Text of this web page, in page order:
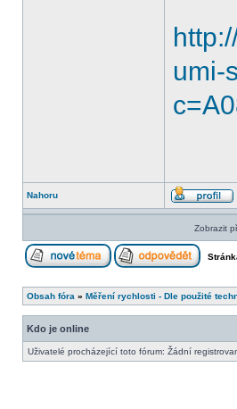
umi-
Nahoru
Zobrazit
Obsah fóra » Měření rychlosti - Dle použité
Kdo je online
Uživatelé procházející toto fórum: Žádní